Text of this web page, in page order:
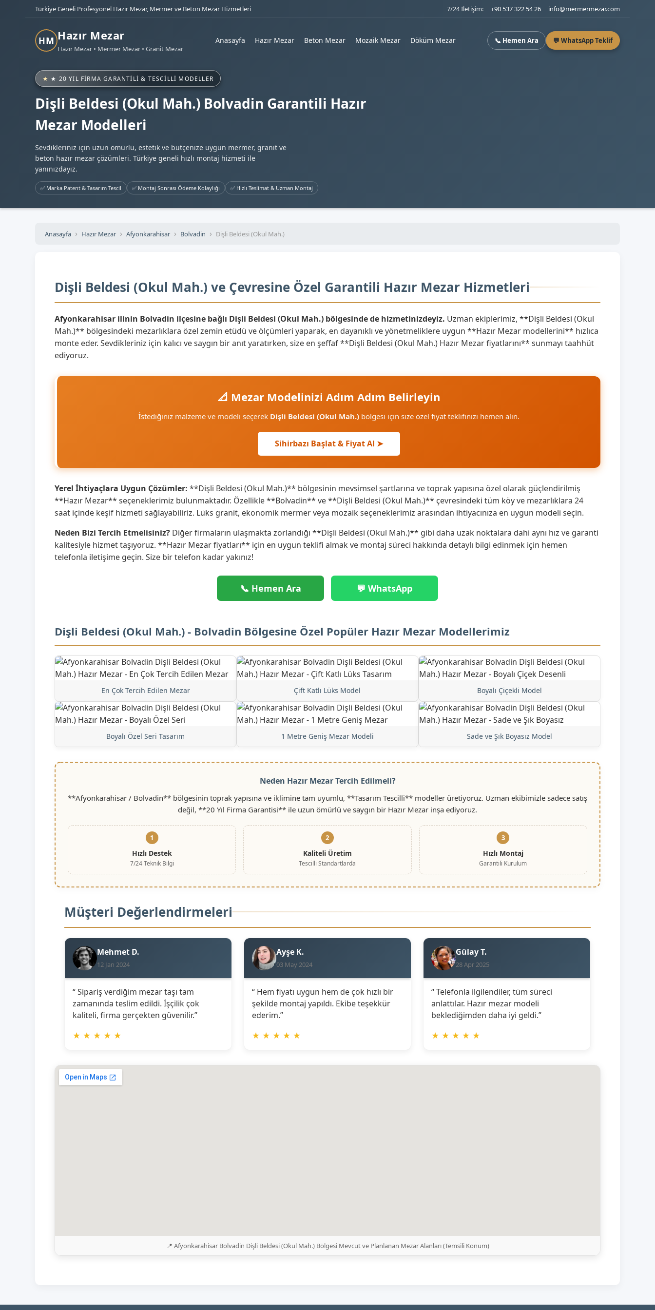
Türkiye Geneli Profesyonel Hazır Mezar, Mermer ve Beton Mezar Hizmetleri 7/24 İletişim: +90 537 322 54 26 info@mermermezar.com
HM Hazır Mezar
Hazır Mezar • Mermer Mezar • Granit Mezar
Anasayfa Hazır Mezar Beton Mezar Mozaik Mezar Döküm Mezar 📞 Hemen Ara 💬 WhatsApp Teklif
★ 20 YIL FIRMA GARANTILI & TESCILLI MODELLER
Dişli Beldesi (Okul Mah.) Bolvadin Garantili Hazır
Mezar Modelleri
Sevdikleriniz için uzun ömürlü, estetik ve bütçenize uygun mermer, granit ve
beton hazır mezar çözümleri. Türkiye geneli hızlı montaj hizmeti ile
yanınızdayız.
✅ Marka Patent & Tasarım Tescil ✅ Montaj Sonrası Ödeme Kolaylığı ✅ Hızlı Teslimat & Uzman Montaj
Anasayfa Hazır Mezar Afyonkarahisar Bolvadin Dişli Beldesi (Okul Mah.)
Dişli Beldesi (Okul Mah.) ve Çevresine Özel Garantili Hazır Mezar Hizmetleri
Afyonkarahisar ilinin Bolvadin ilçesine bağlı Dişli Beldesi (Okul Mah.) bölgesinde de hizmetinizdeyiz. Uzman ekiplerimiz, **Dişli Beldesi (Okul
Mah.)** bölgesindeki mezarlıklara özel zemin etüdü ve ölçümleri yaparak, en dayanıklı ve yönetmeliklere uygun **Hazır Mezar modellerini** hızlıca
monte eder. Sevdikleriniz için kalıcı ve saygın bir anıt yaratırken, size en şeffaf **Dişli Beldesi (Okul Mah.) Hazır Mezar fiyatlarını** sunmayı taahhüt
ediyoruz.
📐 Mezar Modelinizi Adım Adım Belirleyin
İstediğiniz malzeme ve modeli seçerek Dişli Beldesi (Okul Mah.)bölgesi için size özel fiyat teklifinizi hemen alın.
Sihirbazı Başlat & Fiyat Al ➤
Yerel İhtiyaçlara Uygun Çözümler: **Dişli Beldesi (Okul Mah.)** bölgesinin mevsimsel şartlarına ve toprak yapısına özel olarak güçlendirilmiş
**Hazır Mezar** seçeneklerimiz bulunmaktadır. Özellikle **Bolvadin** ve **Dişli Beldesi (Okul Mah.)** çevresindeki tüm köy ve mezarlıklara 24
saat içinde keşif hizmeti sağlayabiliriz. Lüks granit, ekonomik mermer veya mozaik seçeneklerimiz arasından ihtiyacınıza en uygun modeli seçin.
Neden Bizi Tercih Etmelisiniz? Diğer firmaların ulaşmakta zorlandığı **Dişli Beldesi (Okul Mah.)** gibi daha uzak noktalara dahi aynı hız ve garanti
kalitesiyle hizmet taşıyoruz. **Hazır Mezar fiyatları** için en uygun teklifi almak ve montaj süreci hakkında detaylı bilgi edinmek için hemen
telefonla iletişime geçin. Size bir telefon kadar yakınız!
📞 Hemen Ara 💬 WhatsApp
Dişli Beldesi (Okul Mah.) - Bolvadin Bölgesine Özel Popüler Hazır Mezar Modellerimiz
En Çok Tercih Edilen Mezar Çift Katlı Lüks Model Boyalı Çiçekli Model
Boyalı Özel Seri Tasarım 1 Metre Geniş Mezar Modeli Sade ve Şık Boyasız Model
Neden Hazır Mezar Tercih Edilmeli?
**Afyonkarahisar / Bolvadin** bölgesinin toprak yapısına ve iklimine tam uyumlu, **Tasarım Tescilli** modeller üretiyoruz. Uzman ekibimizle sadece satış
değil, **20 Yıl Firma Garantisi** ile uzun ömürlü ve saygın bir Hazır Mezar inşa ediyoruz.
1
Hızlı Destek
7/24 Teknik Bilgi
2
Kaliteli Üretim
Tescilli Standartlarda
3
Hızlı Montaj
Garantili Kurulum
Müşteri Değerlendirmeleri
Mehmet D.
12 Jan 2024
“ Sipariş verdiğim mezar taşı tam
zamanında teslim edildi. İşçilik çok
kaliteli, firma gerçekten güvenilir.”
★ ★ ★ ★ ★
Ayşe K.
03 May 2024
“ Hem fiyatı uygun hem de çok hızlı bir
şekilde montaj yapıldı. Ekibe teşekkür
ederim.”
★ ★ ★ ★ ★
Gülay T.
28 Apr 2025
“ Telefonla ilgilendiler, tüm süreci
anlattılar. Hazır mezar modeli
beklediğimden daha iyi geldi.”
★ ★ ★ ★ ★
📍 Afyonkarahisar Bolvadin Dişli Beldesi (Okul Mah.) Bölgesi Mevcut ve Planlanan Mezar Alanları (Temsili Konum)